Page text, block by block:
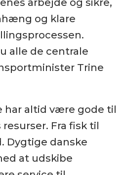
og klare
alle de centrale
Trine
har altid være gode til
Fra fisk til
Dygtige danske
at udskibe